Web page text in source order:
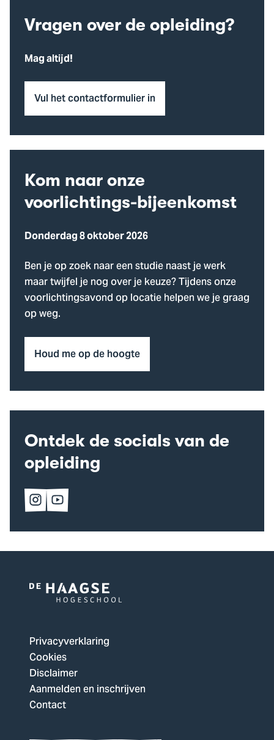
Vragen over de opleiding?
Mag altijd!
Vul het contactformulier in
Kom naar onze
voorlichtings-bijeenkomst
Donderdag 8 oktober 2026
Ben je op zoek naar een studie naast je werk
maar twijfel je nog over je keuze? Tijdens onze
voorlichtingsavond op locatie helpen we je graag
op weg.
Houd me op de hoogte
Ontdek de socials van de
opleiding
Volg
ons
op
Instagram
Volg
ons
op
YouTube
Logo
De
Haagse
Hogeschool,
ga
naar
de
Privacyverklaring
Cookies
Disclaimer
Aanmelden en inschrijven
Contact